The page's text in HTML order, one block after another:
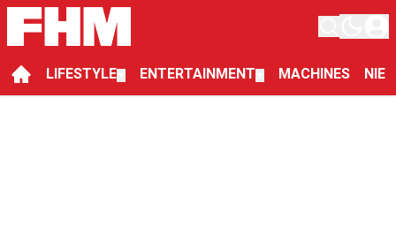
LIFESTYLE ENTERTAINMENT MACHINES